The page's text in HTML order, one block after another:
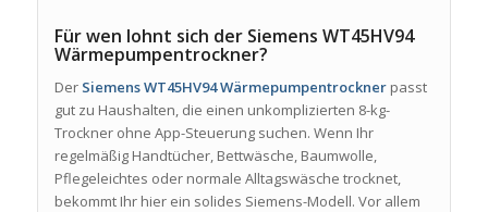
Für wen lohnt sich der Siemens WT45HV94
Wärmepumpentrockner?
Der Siemens WT45HV94 Wärmepumpentrocknerpasst
gut zu Haushalten, die einen unkomplizierten 8-kg-
Trockner ohne App-Steuerung suchen. Wenn Ihr
regelmäßig Handtücher, Bettwäsche, Baumwolle,
Pflegeleichtes oder normale Alltagswäsche trocknet,
bekommt Ihr hier ein solides Siemens-Modell. Vor allem